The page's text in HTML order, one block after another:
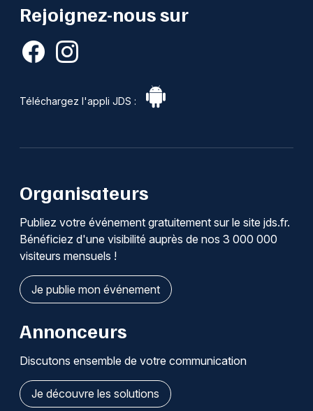
Rejoignez-nous sur
Téléchargez l'appli JDS :
Organisateurs
Publiez votre événement gratuitement sur le site jds.fr.
Bénéficiez d'une visibilité auprès de nos 3 000 000
visiteurs mensuels !
Je publie mon événement
Annonceurs
Discutons ensemble de votre communication
Je découvre les solutions